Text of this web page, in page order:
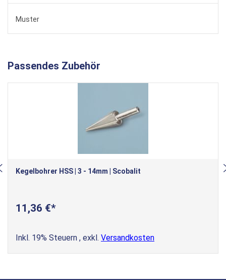
Muster
Passendes Zubehör
Kegelbohrer HSS | 3 - 14mm | Scobalit
11,36 €
Inkl. 19% Steuern , exkl. Versandkosten